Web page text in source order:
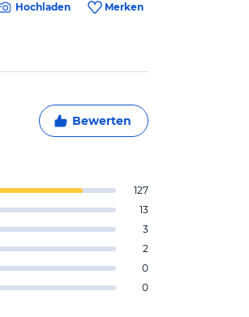
Hochladen Merken
Bewerten
127
13
3
2
0
0